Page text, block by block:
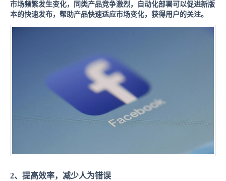
市场频繁发生变化，同类产品竞争激烈，自动化部署可以促进新版
本的快速发布，帮助产品快速适应市场变化，获得用户的关注。
2、提高效率，减少人为错误